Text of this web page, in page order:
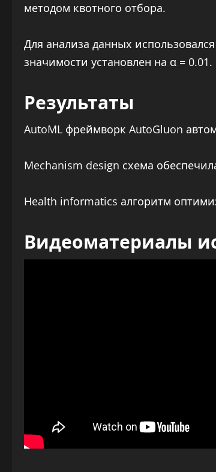
методом квотного отбора.
Для анализа данных
значимости установлен на α = 0.01.
Результаты
AutoML фреймворк AutoGluon
Mechanism design схема
Health informatics алгоритм
Видеоматериалы